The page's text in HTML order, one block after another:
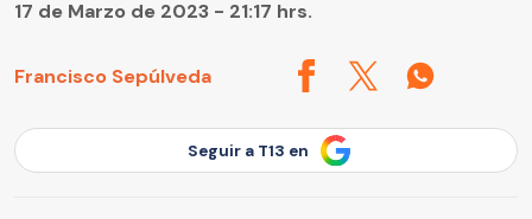
Francisco Sepúlveda
17 de Marzo de 2023 - 21:17 hrs.
Seguir a T13 en